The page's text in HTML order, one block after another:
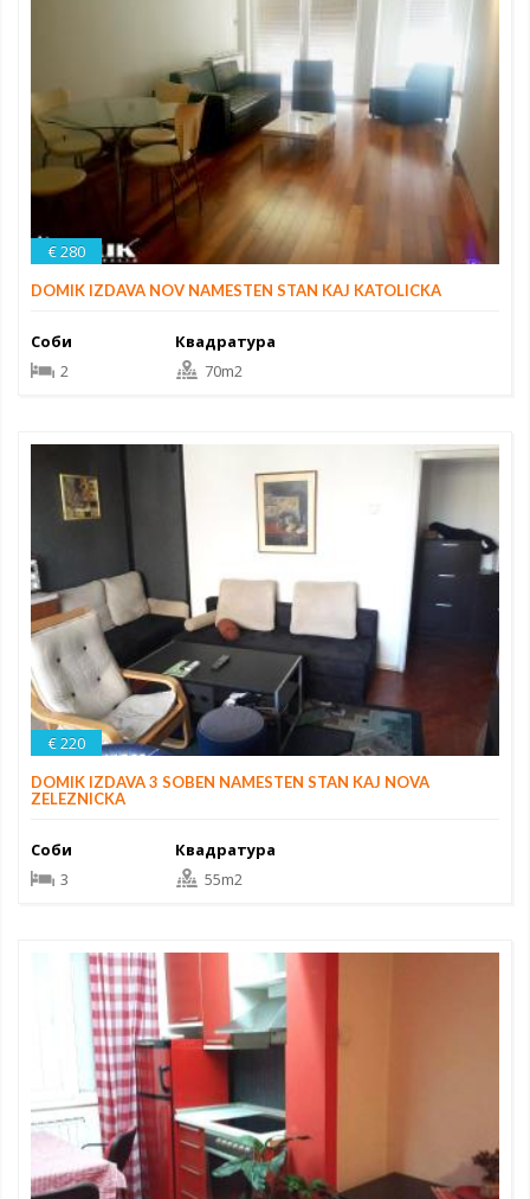
€ 280
DOMIK IZDAVA NOV NAMESTEN STAN KAJ KATOLICKA
Соби
2
Квадратура
70m2
€ 220
DOMIK IZDAVA 3 SOBEN NAMESTEN STAN KAJ NOVA
ZELEZNICKA
Соби
3
Квадратура
55m2